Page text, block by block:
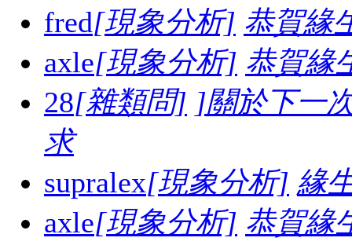
fred[現象分析] 恭賀緣
axle[現象分析] 恭賀緣
28[雜類問] ]關於下一
求
supralex[現象分析] 緣
axle[現象分析] 恭賀緣